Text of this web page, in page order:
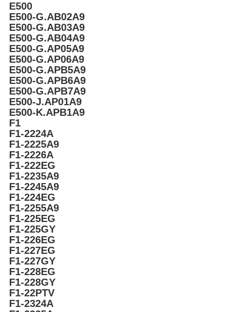
E500
E500-G.AB02A9
E500-G.AB03A9
E500-G.AB04A9
E500-G.AP05A9
E500-G.AP06A9
E500-G.APB5A9
E500-G.APB6A9
E500-G.APB7A9
E500-J.AP01A9
E500-K.APB1A9
F1
F1-2224A
F1-2225A9
F1-2226A
F1-222EG
F1-2235A9
F1-2245A9
F1-224EG
F1-2255A9
F1-225EG
F1-225GY
F1-226EG
F1-227EG
F1-227GY
F1-228EG
F1-228GY
F1-22PTV
F1-2324A